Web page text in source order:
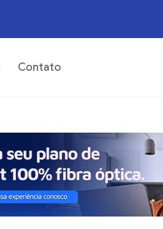
06 / Ago / 2026 - 08:00 -
Contato